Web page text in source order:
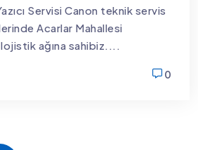
Servisi Canon teknik servis
Acarlar Mahallesi
ağına sahibiz....
0